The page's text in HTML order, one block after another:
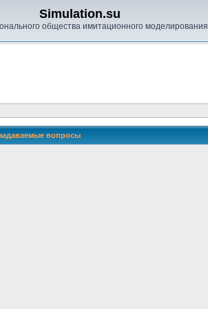
Simulation.su
общества имитационного моделирования
вопросы